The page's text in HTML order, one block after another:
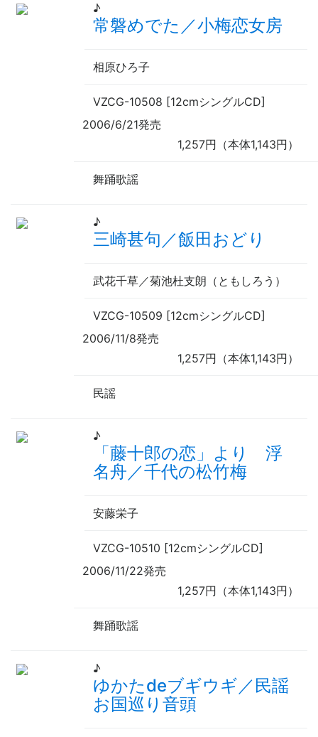
♪
常磐めでた／小梅恋女房
相原ひろ子
VZCG-10508 [12cmシングルCD]
2006/6/21発売
1,257円（本体1,143円）
舞踊歌謡
♪
三崎甚句／飯田おどり
武花千草／菊池杜支朗（ ともしろう ）
VZCG-10509 [12cmシングルCD]
2006/11/8発売
1,257円（本体1,143円）
民謡
♪
「藤十郎の恋」より 浮
名舟／千代の松竹梅
安藤栄子
VZCG-10510 [12cmシングルCD]
2006/11/22発売
1,257円（本体1,143円）
舞踊歌謡
♪
ゆかたdeブギウギ／民謡
お国巡り音頭